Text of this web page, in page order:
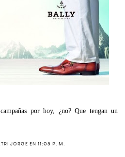
por hoy, ¿no? Que tengan un
JORGE EN 11:05 P. M.